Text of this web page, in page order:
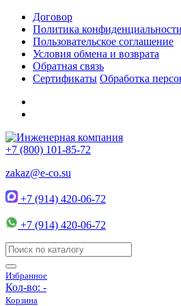
Договор
Политика конфиденциальности
Пользовательское соглашение
Условия обмена и возврата
Обратная связь
Сертификаты Обработка
+7 (800) 101-85-72
zakaz@e-co.su
+7 (914) 420-06-72
+7 (914) 420-06-72
Избранное
Кол-во: -
Корзина